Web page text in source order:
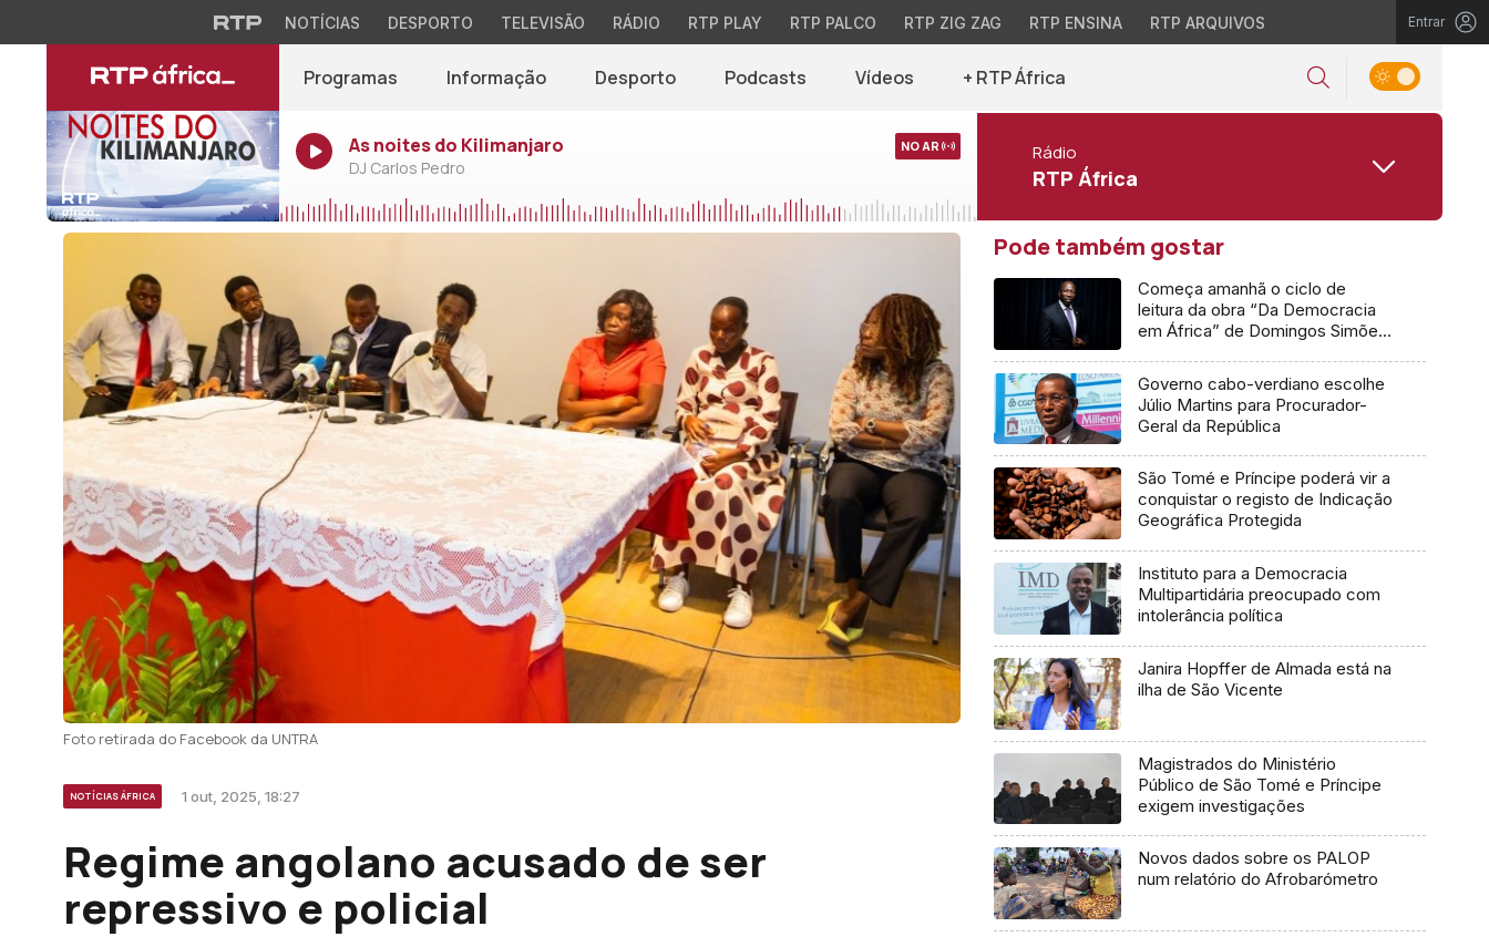
NOTÍCIAS DESPORTO TELEVISÃO RÁDIO RTP PLAY RTP PALCO RTP ZIG ZAG RTP ENSINA RTP ARQUIVOS Entrar
Programas Informação Desporto Podcasts Vídeos + RTP África
As noites do Kilimanjaro
DJ Carlos Pedro
NO AR Rádio
RTP África
Foto retirada do Facebook da UNTRA
NOTÍCIAS ÁFRICA 1 out, 2025, 18:27
Regime angolano acusado de ser
repressivo e policial
Pode também gostar
Começa amanhã o ciclo de
leitura da obra “Da Democracia
em África” de Domingos Simões
Governo cabo-verdiano escolhe
Júlio Martins para Procurador-
Geral da República
São Tomé e Príncipe poderá vir a
conquistar o registo de Indicação
Geográfica Protegida
Instituto para a Democracia
Multipartidária preocupado com
intolerância política
Janira Hopffer de Almada está na
ilha de São Vicente
Magistrados do Ministério
Público de São Tomé e Príncipe
exigem investigações
Novos dados sobre os PALOP
num relatório do Afrobarómetro